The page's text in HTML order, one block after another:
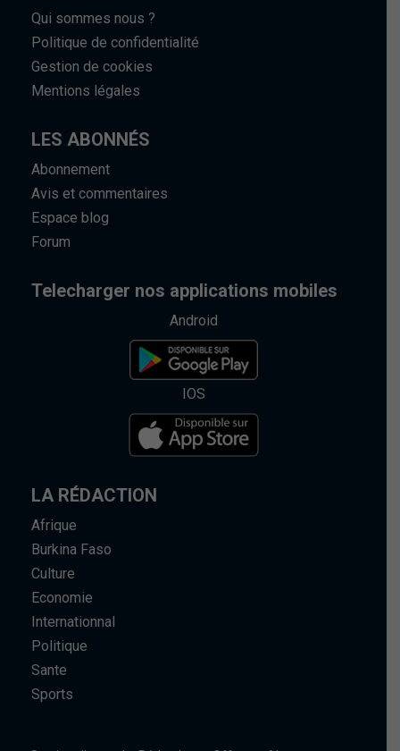
Qui sommes nous ?
Politique de confidentialité
Gestion de cookies
Mentions légales
LES ABONNÉS
Abonnement
Avis et commentaires
Espace blog
Forum
Telecharger nos applications mobiles
Android
IOS
LA RÉDACTION
Afrique
Burkina Faso
Culture
Economie
Internationnal
Politique
Sante
Sports